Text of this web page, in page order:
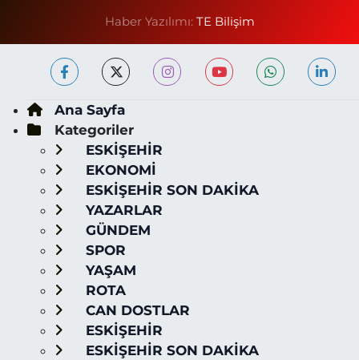
Haber Yazılımı: TE Bilişim
Ana Sayfa
Kategoriler
ESKİŞEHİR
EKONOMİ
ESKİŞEHİR SON DAKİKA
YAZARLAR
GÜNDEM
SPOR
YAŞAM
ROTA
CAN DOSTLAR
ESKİŞEHİR
ESKİŞEHİR SON DAKİKA